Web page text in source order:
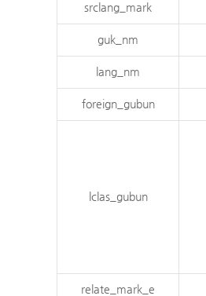
srclang_mark
guk_nm
lang_nm
foreign_gubun
lclas_gubun
relate_mark_e